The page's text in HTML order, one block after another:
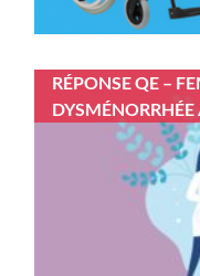
RÉPONSE QE –